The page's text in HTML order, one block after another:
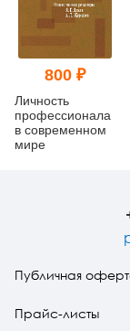
800 ₽
Личность
профессионала
в современном
мире
Публичная
Прайс-листы